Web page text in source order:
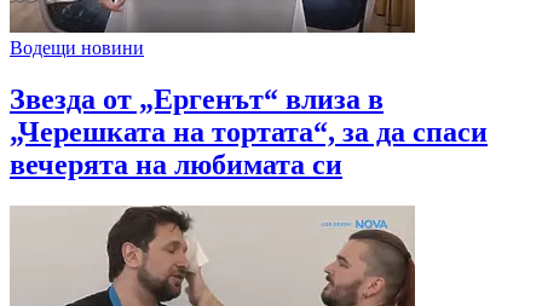
Водещи новини
Звезда от „Ергенът“ влиза в
„Черешката на тортата“, за да спаси
вечерята на любимата си